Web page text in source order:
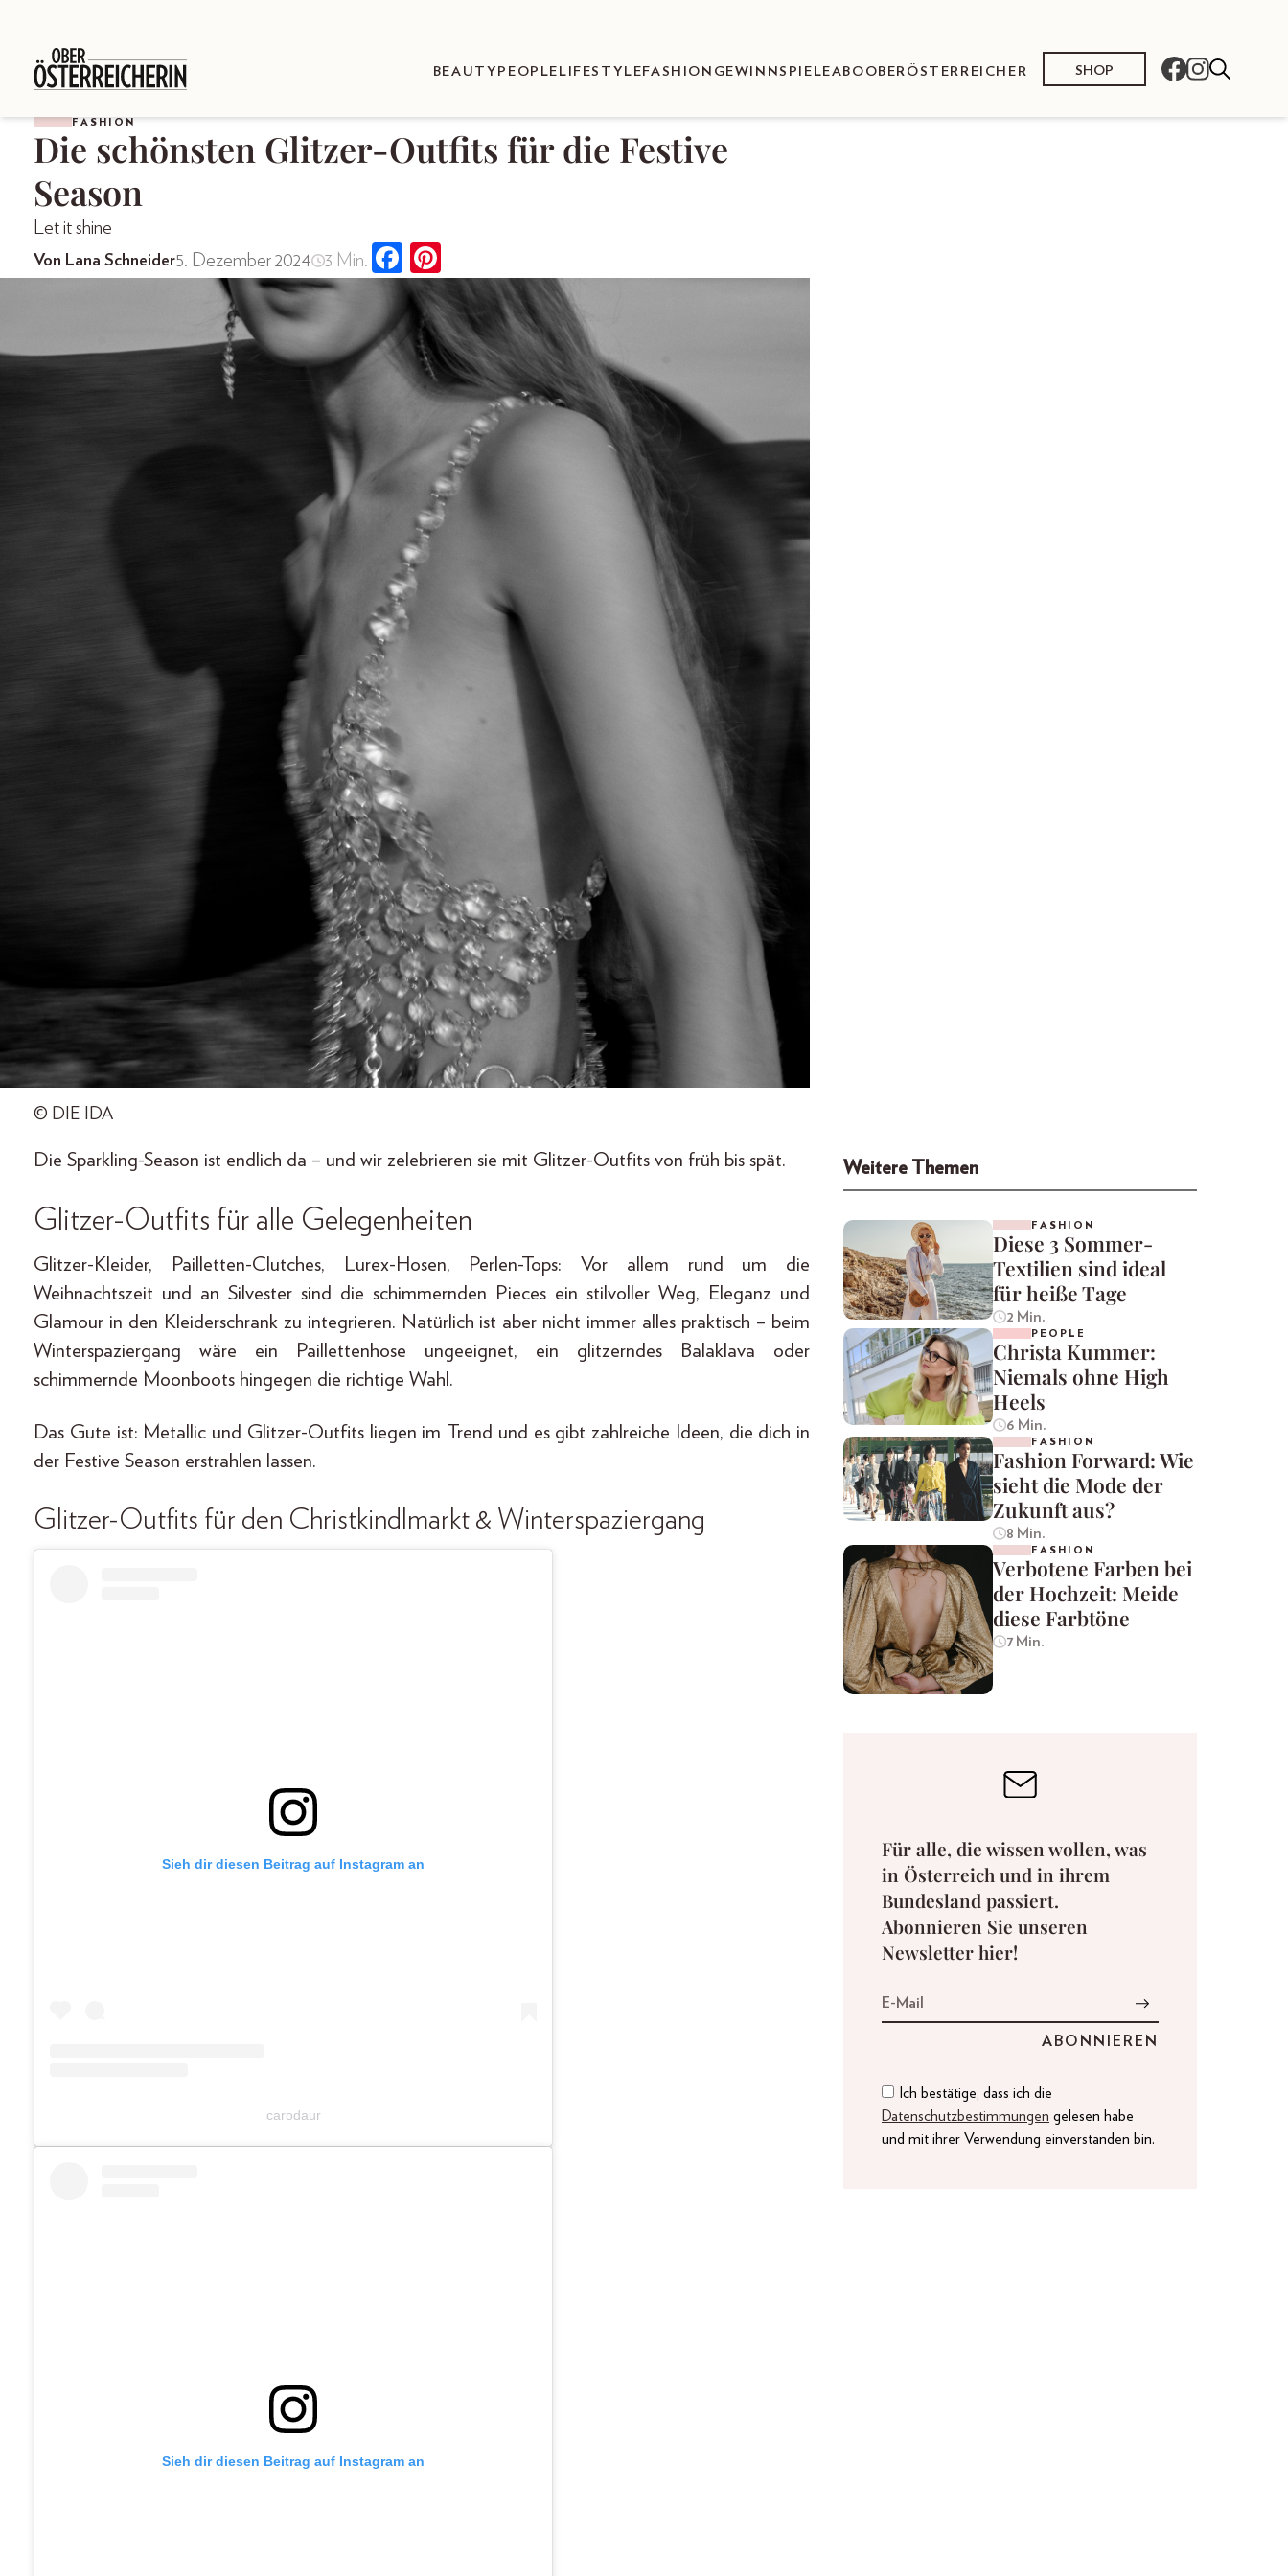
BEAUTY PEOPLE LIFESTYLEFASHION GEWINNSPIELEABO OBERÖSTERREICHER SHOP
FASHION
Die schönsten Glitzer-Outfits für die Festive
Season
Let it shine
Von Lana Schneider5. Dezember 2024 3 Min.
© DIE IDA
Die Sparkling-Season ist endlich da – und wir zelebrieren sie mit Glitzer-Outfits von früh bis spät.
Glitzer-Outfits für alle Gelegenheiten
Glitzer-Kleider, Pailletten-Clutches, Lurex-Hosen, Perlen-Tops: Vor allem rund um die
Weihnachtszeit und an Silvester sind die schimmernden Pieces ein stilvoller Weg, Eleganz und
Glamour in den Kleiderschrank zu integrieren. Natürlich ist aber nicht immer alles praktisch – beim
Winterspaziergang wäre ein Paillettenhose ungeeignet, ein glitzerndes Balaklava oder
schimmernde Moonboots hingegen die richtige Wahl.
Das Gute ist: Metallic und Glitzer-Outfits liegen im Trend und es gibt zahlreiche Ideen, die dich in
der Festive Season erstrahlen lassen.
Glitzer-Outfits für den Christkindlmarkt & Winterspaziergang
Sieh dir diesen Beitrag auf Instagram an
carodaur
Sieh dir diesen Beitrag auf Instagram an
Weitere Themen
FASHION
Diese 3 Sommer-
Textilien sind ideal
für heiße Tage
2 Min.
PEOPLE
Christa Kummer:
Niemals ohne High
Heels
6 Min.
FASHION
Fashion Forward: Wie
sieht die Mode der
Zukunft aus?
8 Min.
FASHION
Verbotene Farben bei
der Hochzeit: Meide
diese Farbtöne
7 Min.
Für alle, die wissen wollen, was
in Österreich und in ihrem
Bundesland passiert.
Abonnieren Sie unseren
Newsletter hier!
Ich bestätige, dass ich die
Datenschutzbestimmungen gelesen habe
und mit ihrer Verwendung einverstanden bin.